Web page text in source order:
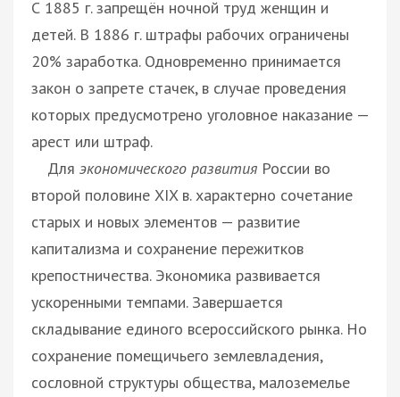
С 1885 г. запрещён ночной труд женщин и
детей. В 1886 г. штрафы рабочих ограничены
20% заработка. Одновременно принимается
закон о запрете стачек, в случае проведения
которых предусмотрено уголовное наказание —
арест или штраф.
Для экономического развития России во
второй половине XIX в. характерно сочетание
старых и новых элементов — развитие
капитализма и сохранение пережитков
крепостничества. Экономика развивается
ускоренными темпами. Завершается
складывание единого всероссийского рынка. Но
сохранение помещичьего землевладения,
сословной структуры общества, малоземелье